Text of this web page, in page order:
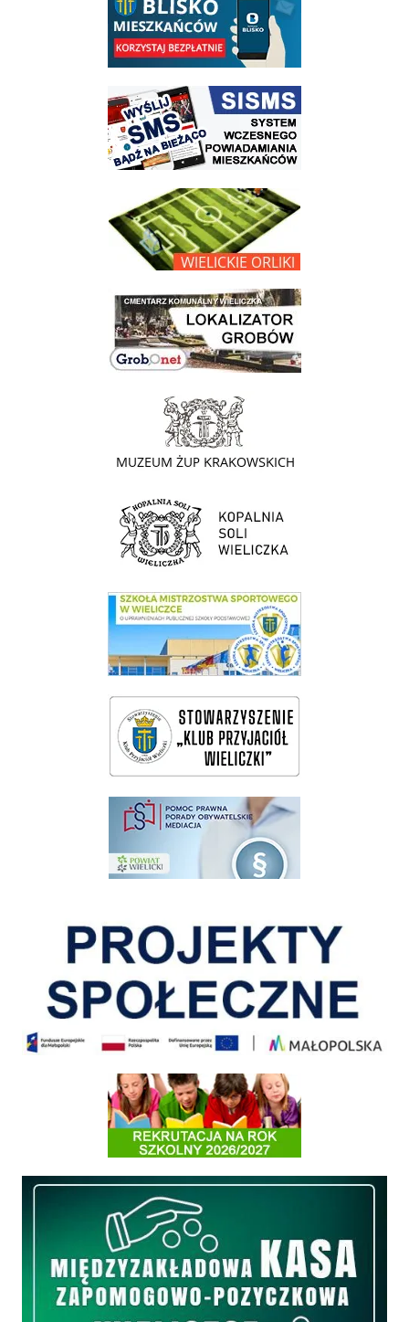
link do strony systemu wczesnego ostrzegania mieszkańców SISMS
link do opisu projektu Wielickie Orliki
link do lokalizatora grobów na wielickim cmentarzu - grobnet
link do strony - Muzeum Żup Krakowskich Wieliczka
link do strony Kopalni Soli Wieliczka
link do SMS Wieliczka
wieliczka-wieliczanie na bis
pomoc prawna wieliczka
Informacja o terminach rekrutacji na rok szkolny 2026/2027
Międzyzakładowa Kasa Zapomogowo - Pożyczkowa